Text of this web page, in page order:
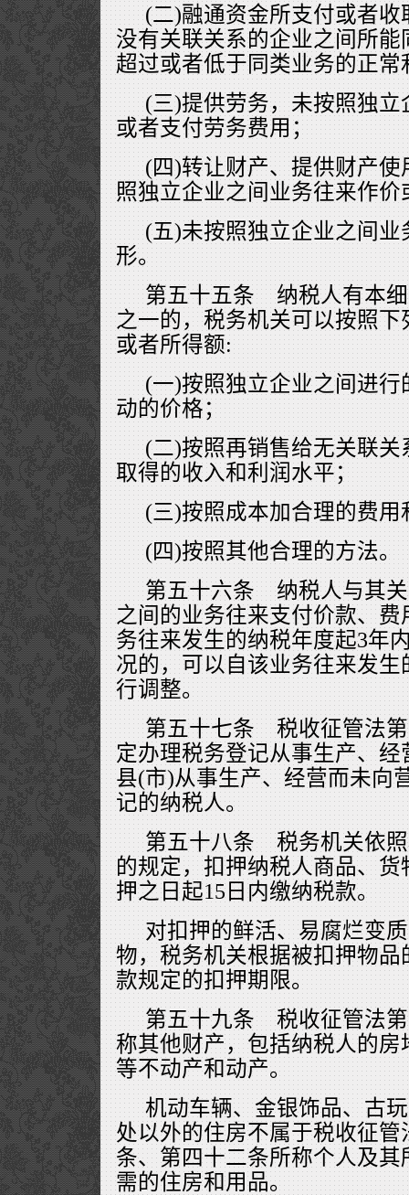
(二)融通资金所支付或者
没有关联关系的企业之间所
超过或者低于同类业务的正常
(三)提供劳务，未按照独
或者支付劳务费用；
(四)转让财产、提供财产
照独立企业之间业务往来作
(五)未按照独立企业之间
形。
第五十五条 纳税人有本
之一的，税务机关可以按照
或者所得额:
(一)按照独立企业之间进
动的价格；
(二)按照再销售给无关联
取得的收入和利润水平；
(三)按照成本加合理的费用
(四)按照其他合理的方法。
第五十六条 纳税人与其
之间的业务往来支付价款、
务往来发生的纳税年度起3年
况的，可以自该业务往来发
行调整。
第五十七条 税收征管法
定办理税务登记从事生产、
县(市)从事生产、经营而未向
记的纳税人。
第五十八条 税务机关依
的规定，扣押纳税人商品、
押之日起15日内缴纳税款。
对扣押的鲜活、易腐烂变
物，税务机关根据被扣押物
款规定的扣押期限。
第五十九条 税收征管法
称其他财产，包括纳税人的
等不动产和动产。
机动车辆、金银饰品、古
处以外的住房不属于税收征
条、第四十二条所称个人及
需的住房和用品。